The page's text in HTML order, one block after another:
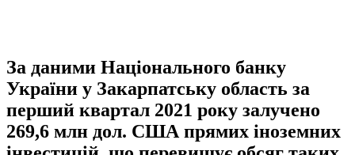
За даними Національного банку
України у Закарпатську область за
перший квартал 2021 року залучено
269,6 млн дол. США прямих іноземних